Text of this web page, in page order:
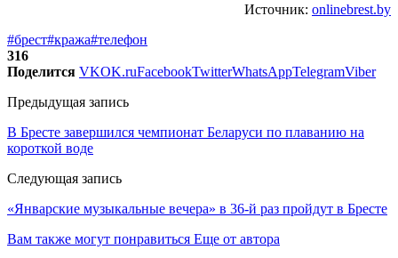
Источник: onlinebrest.by
#брест#кража#телефон
316
Поделится VKOK.ruFacebookTwitterWhatsAppTelegramViber
Предыдущая запись
В Бресте завершился чемпионат Беларуси по плаванию на
короткой воде
Следующая запись
«Январские музыкальные вечера» в 36-й раз пройдут в Бресте
Вам также могут понравиться Еще от автора